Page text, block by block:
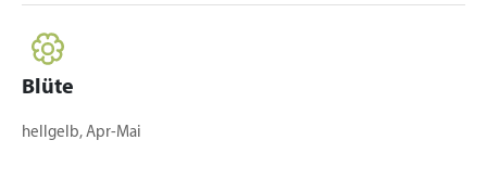
Blüte
hellgelb, Apr-Mai